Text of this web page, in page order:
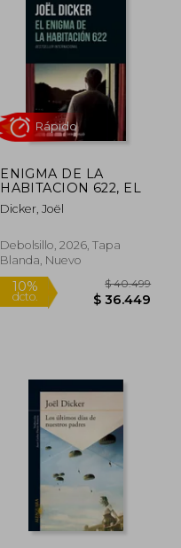
10%
dcto.
ENIGMA DE LA
HABITACION 622, EL
Dicker, Joël
Debolsillo, 2026, Tapa
Blanda, Nuevo